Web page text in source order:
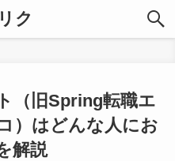
ク
（旧Spring転職エ
）はどんな人にお
解説